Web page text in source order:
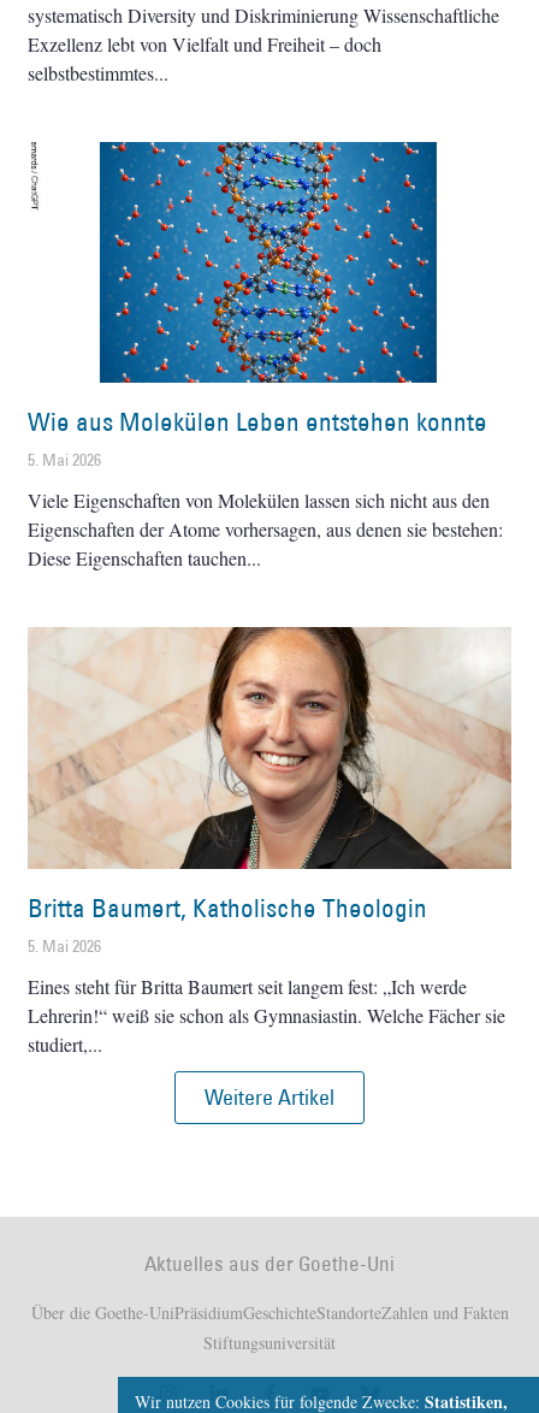
systematisch Diversity und Diskriminierung Wissenschaftliche
Exzellenz lebt von Vielfalt und Freiheit – doch
selbstbestimmtes
Wie aus Molekülen Leben entstehen konnte
5. Mai 2026
Viele Eigenschaften von Molekülen lassen sich nicht aus den
Eigenschaften der Atome vorhersagen, aus denen sie bestehen:
Diese Eigenschaften tauchen
Britta Baumert, Katholische Theologin
5. Mai 2026
Eines steht für Britta Baumert seit langem fest: „Ich werde
Lehrerin!“ weiß sie schon als Gymnasiastin. Welche Fächer sie
studiert,
Weitere Artikel
Aktuelles aus der Goethe-Uni
Über die Goethe-UniPräsidiumGeschichteStandorteZahlen und Fakten
Stiftungsuniversität
Wir nutzen Cookies für folgende Zwecke: Statistiken,